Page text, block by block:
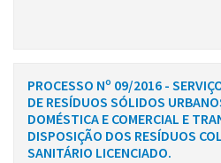
PROCESSO Nº 09/2016 -
DE RESÍDUOS SÓLIDOS
DOMÉSTICA E COMERCIAL E
DISPOSIÇÃO DOS RESÍDUOS
SANITÁRIO LICENCIADO.